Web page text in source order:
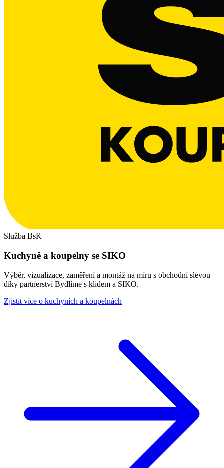
Služba BsK
Kuchyně a koupelny se SIKO
Výběr, vizualizace, zaměření a montáž na míru s obchodní slevou
díky partnerství Bydlíme s klidem a SIKO.
Zjistit více o kuchyních a koupelnách